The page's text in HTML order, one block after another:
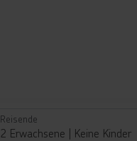
Reisende
2 Erwachsene Keine Kinder